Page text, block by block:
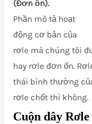
(Đơn ổn).
Phần mô tả hoạt
động cơ bản của
rơle mà chúng tôi
hay rơle đơn ổn.
thái bình thường
rơle chốt thì không.
Cuộn dây Rơle